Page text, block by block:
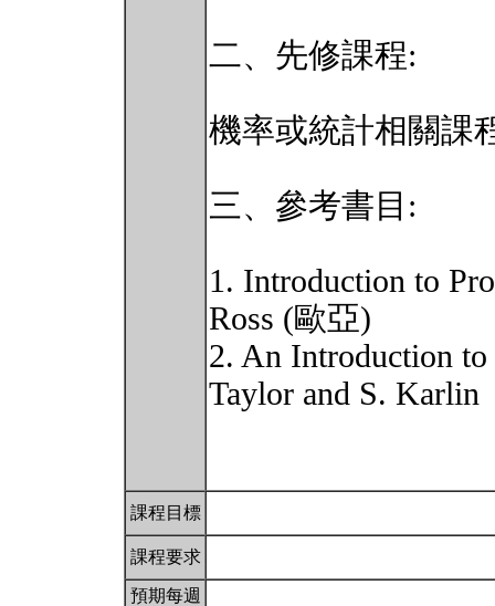
二、先修課程:
機率或統計相關課
三、參考書目:
1. Introduction to
Ross (歐亞)
2. An Introduction
Taylor and S. Karlin
課程目標
課程要求
預期每週